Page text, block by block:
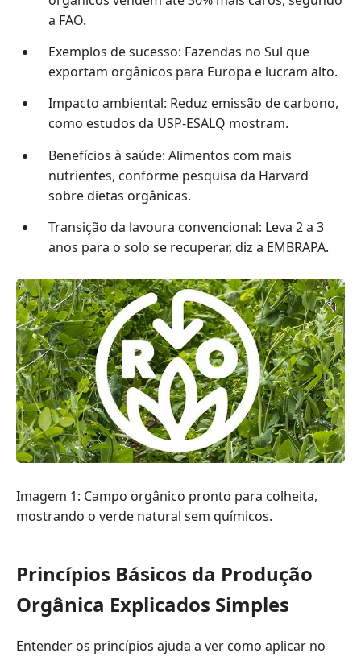
a FAO.
Exemplos de sucesso: Fazendas no Sul que
exportam orgânicos para Europa e lucram alto.
Impacto ambiental: Reduz emissão de carbono,
como estudos da USP-ESALQ mostram.
Benefícios à saúde: Alimentos com mais
nutrientes, conforme pesquisa da Harvard
sobre dietas orgânicas.
Transição da lavoura convencional: Leva 2 a 3
anos para o solo se recuperar, diz a EMBRAPA.
Imagem 1: Campo orgânico pronto para colheita,
mostrando o verde natural sem químicos.
Princípios Básicos da Produção
Orgânica Explicados Simples
Entender os princípios ajuda a ver como aplicar no